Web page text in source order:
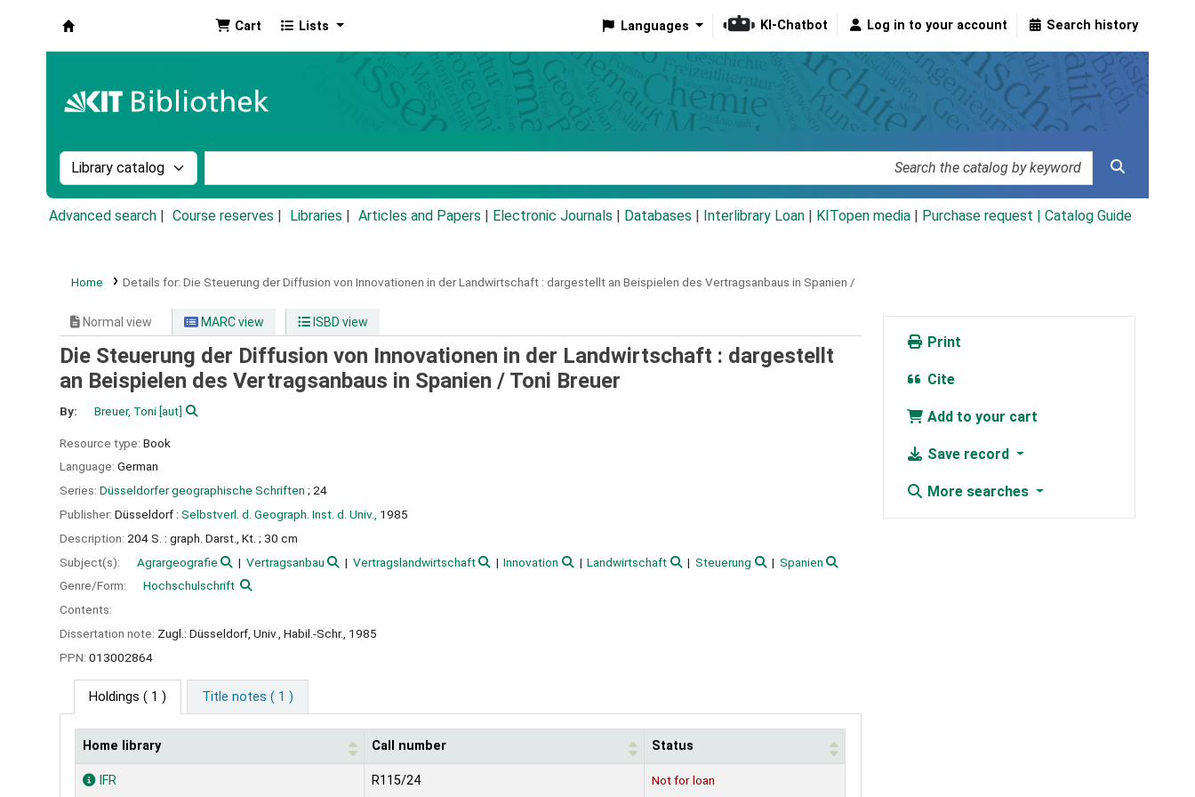
Cart Lists Languages KI-Chatbot Log in to your account Search history
Search the catalog by:
Advanced search Course reserves Libraries Articles and Papers Electronic Journals Databases Interlibrary Loan KITopen media Purchase request | Catalog Guide
Home Details for: Die Steuerung der Diffusion von Innovationen in der Landwirtschaft : dargestellt an Beispielen des Vertragsanbaus in Spanien /
Normal view MARC view ISBD view
Die Steuerung der Diffusion von Innovationen in der Landwirtschaft : dargestellt
an Beispielen des Vertragsanbaus in Spanien / Toni Breuer
By: Breuer, Toni[aut]
Resource type: Book
Language: German
Series: Düsseldorfer geographische Schriften ; 24
Publisher: Düsseldorf : Selbstverl. d. Geograph. Inst. d. Univ., 1985
Description: 204 S. : graph. Darst., Kt. ; 30 cm
Subject(s):
Agrargeografie Vertragsanbau Vertragslandwirtschaft Innovation Landwirtschaft Steuerung
Spanien
Genre/Form:
Hochschulschrift
Contents:
Dissertation note: Zugl.: Düsseldorf, Univ., Habil.-Schr., 1985
PPN: 013002864
Holdings ( 1 ) Title notes ( 1 )
Holdings
Home library Call number Status
IFR R115/24 Not for loan
Print
Cite
Add to your cart
Save record
More searches